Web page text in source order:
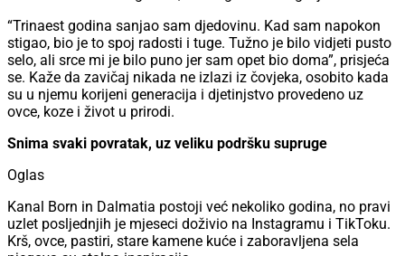
“Trinaest godina sanjao sam djedovinu. Kad sam napokon
stigao, bio je to spoj radosti i tuge. Tužno je bilo vidjeti pusto
selo, ali srce mi je bilo puno jer sam opet bio doma”, prisjeća
se. Kaže da zavičaj nikada ne izlazi iz čovjeka, osobito kada
su u njemu korijeni generacija i djetinjstvo provedeno uz
ovce, koze i život u prirodi.
Snima svaki povratak, uz veliku podršku supruge
Oglas
Kanal Born in Dalmatia postoji već nekoliko godina, no pravi
uzlet posljednjih je mjeseci doživio na Instagramu i TikToku.
Krš, ovce, pastiri, stare kamene kuće i zaboravljena sela